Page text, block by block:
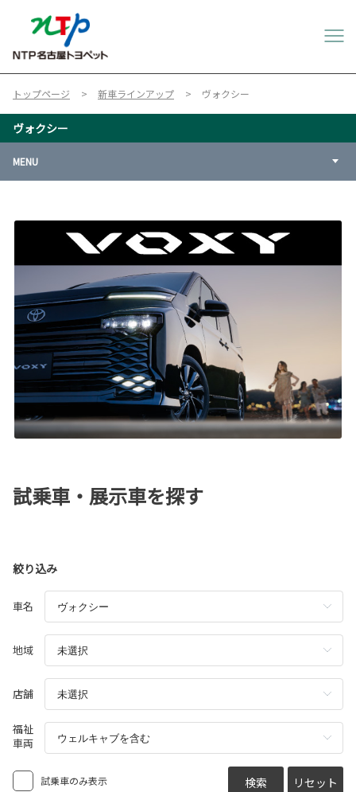
トップページ 新車ラインアップ ヴォクシー
ヴォクシー
MENU
試乗車・展示車を探す
絞り込み
車名
地域
店舗
福祉
車両
試乗車のみ表示 検索 リセット